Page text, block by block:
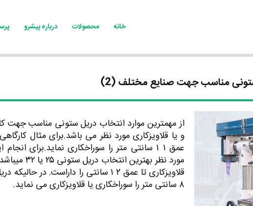
خانه محصولات درباره پیشرو
مناسب جهت صنایع مختلف (2)
از مهمترین موارد انتخاب دریل ستونی مناسب جهت
و یا قلاویزکاری مورد نظر می باشد.برای مثال
عمق ۱ ۱ سانتی متر را سوراخکاری نماید.برای
مورد نظر بهترین انتخاب دریل ستونی ۲۵یا۳۲
قلاویزکاری تا عمق۲ ۱ سانتی را داراست. در حالیکه
۸ سانتی متر را سوراخکاری یا قلاویزکاری می نماید.